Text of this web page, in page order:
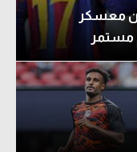
مواهب من معسكر
مستمر